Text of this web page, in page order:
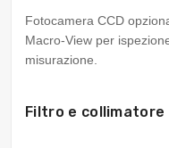
Fotocamera CCD
Macro-View per
misurazione.
Filtro e